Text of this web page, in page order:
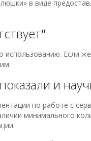
в виде
использованию. Если
и
по работе с
минимального